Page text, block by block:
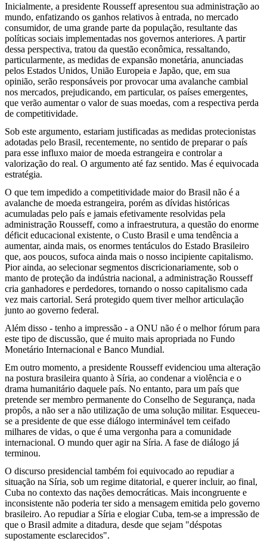
Inicialmente, a presidente Rousseff apresentou sua administração ao
mundo, enfatizando os ganhos relativos à entrada, no mercado
consumidor, de uma grande parte da população, resultante das
políticas sociais implementadas nos governos anteriores. A partir
dessa perspectiva, tratou da questão econômica, ressaltando,
particularmente, as medidas de expansão monetária, anunciadas
pelos Estados Unidos, União Europeia e Japão, que, em sua
opinião, serão responsáveis por provocar uma avalanche cambial
nos mercados, prejudicando, em particular, os países emergentes,
que verão aumentar o valor de suas moedas, com a respectiva perda
de competitividade.
Sob este argumento, estariam justificadas as medidas protecionistas
adotadas pelo Brasil, recentemente, no sentido de preparar o país
para esse influxo maior de moeda estrangeira e controlar a
valorização do real. O argumento até faz sentido. Mas é equivocada
estratégia.
O que tem impedido a competitividade maior do Brasil não é a
avalanche de moeda estrangeira, porém as dívidas históricas
acumuladas pelo país e jamais efetivamente resolvidas pela
administração Rousseff, como a infraestrutura, a questão do enorme
déficit educacional existente, o Custo Brasil e uma tendência a
aumentar, ainda mais, os enormes tentáculos do Estado Brasileiro
que, aos poucos, sufoca ainda mais o nosso incipiente capitalismo.
Pior ainda, ao selecionar segmentos discricionariamente, sob o
manto de proteção da indústria nacional, a administração Rousseff
cria ganhadores e perdedores, tornando o nosso capitalismo cada
vez mais cartorial. Será protegido quem tiver melhor articulação
junto ao governo federal.
Além disso - tenho a impressão - a ONU não é o melhor fórum para
este tipo de discussão, que é muito mais apropriada no Fundo
Monetário Internacional e Banco Mundial.
Em outro momento, a presidente Rousseff evidenciou uma alteração
na postura brasileira quanto à Síria, ao condenar a violência e o
drama humanitário daquele país. No entanto, para um país que
pretende ser membro permanente do Conselho de Segurança, nada
propôs, a não ser a não utilização de uma solução militar. Esqueceu-
se a presidente de que esse diálogo interminável tem ceifado
milhares de vidas, o que é uma vergonha para a comunidade
internacional. O mundo quer agir na Síria. A fase de diálogo já
terminou.
O discurso presidencial também foi equivocado ao repudiar a
situação na Síria, sob um regime ditatorial, e querer incluir, ao final,
Cuba no contexto das nações democráticas. Mais incongruente e
inconsistente não poderia ter sido a mensagem emitida pelo governo
brasileiro. Ao repudiar a Síria e elogiar Cuba, tem-se a impressão de
que o Brasil admite a ditadura, desde que sejam "déspotas
supostamente esclarecidos".